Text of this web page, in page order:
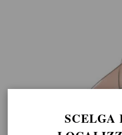
SCELGA